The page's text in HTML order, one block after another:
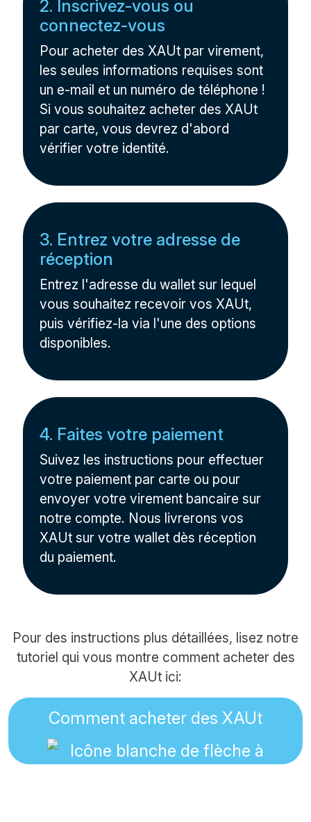
2. Inscrivez-vous ou
connectez-vous
Pour acheter des XAUt par virement,
les seules informations requises sont
un e-mail et un numéro de téléphone !
Si vous souhaitez acheter des XAUt
par carte, vous devrez d'abord
vérifier votre identité.
3. Entrez votre adresse de
réception
Entrez l'adresse du wallet sur lequel
vous souhaitez recevoir vos XAUt,
puis vérifiez-la via l'une des options
disponibles.
4. Faites votre paiement
Suivez les instructions pour effectuer
votre paiement par carte ou pour
envoyer votre virement bancaire sur
notre compte. Nous livrerons vos
XAUt sur votre wallet dès réception
du paiement.
Pour des instructions plus détaillées, lisez notre
tutoriel qui vous montre comment acheter des
XAUt ici:
Comment acheter des XAUt